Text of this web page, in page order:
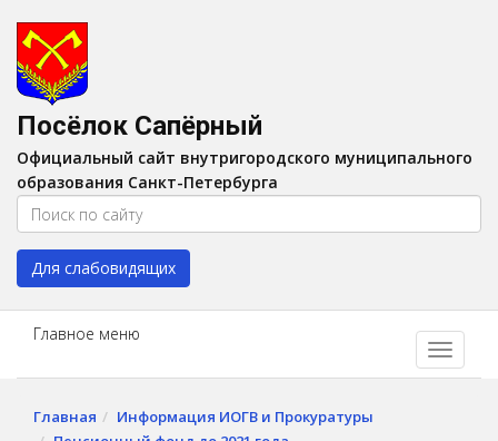
Изображения:
Цвет:A A
Посёлок Сапёрный
Официальный сайт внутригородского муниципального
образования Санкт-Петербурга
Для слабовидящих
Главное меню
Главная
Информация ИОГВ и Прокуратуры